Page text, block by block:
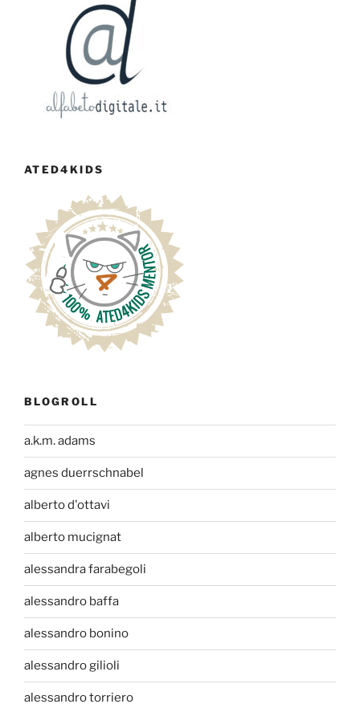
ATED4KIDS
BLOGROLL
a.k.m. adams
agnes duerrschnabel
alberto d'ottavi
alberto mucignat
alessandra farabegoli
alessandro baffa
alessandro bonino
alessandro gilioli
alessandro torriero